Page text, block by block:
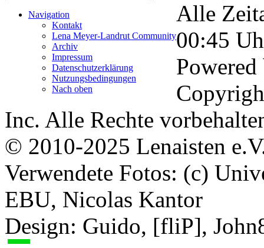
Navigation
Kontakt
Lena Meyer-Landrut Community
Archiv
Impressum
Datenschutzerklärung
Nutzungsbedingungen
Nach oben
Alle
00:45
Inc. Alle Rechte
© 2010-2025 Lenaisten
Verwendete Fotos: (c)
EBU, Nicolas Kantor
Design: Guido, [fliP],